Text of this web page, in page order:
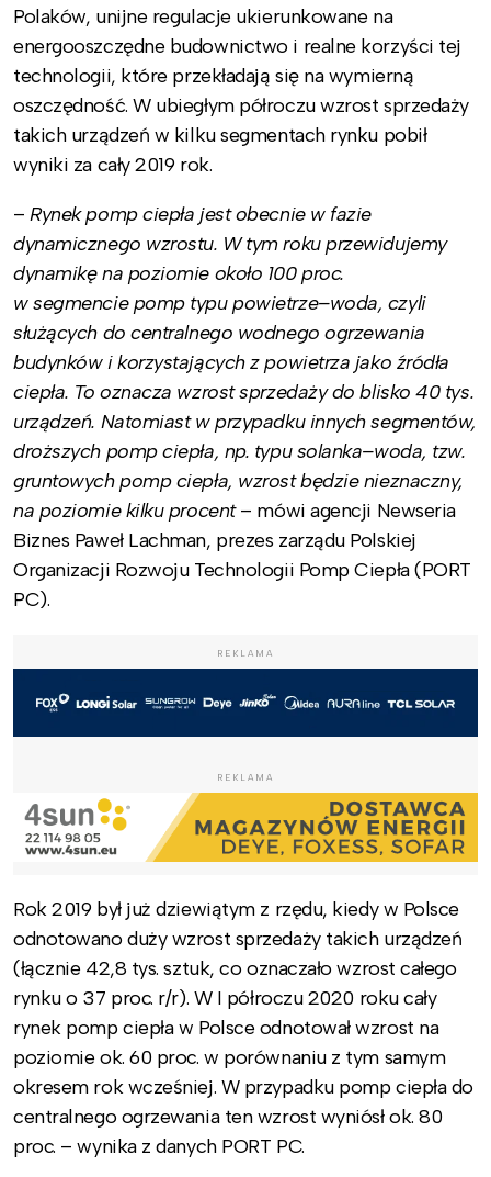
Polaków, unijne regulacje ukierunkowane na
energooszczędne budownictwo i realne korzyści tej
technologii, które przekładają się na wymierną
oszczędność. W ubiegłym półroczu wzrost sprzedaży
takich urządzeń w kilku segmentach rynku pobił
wyniki za cały 2019 rok.
–Rynek pomp ciepła jest obecnie w fazie
dynamicznego wzrostu. W tym roku przewidujemy
dynamikę na poziomie około 100 proc.
w segmencie pomp typu powietrze–woda, czyli
służących do centralnego wodnego ogrzewania
budynków i korzystających z powietrza jako źródła
ciepła. To oznacza wzrost sprzedaży do blisko 40 tys.
urządzeń. Natomiast w przypadku innych segmentów,
droższych pomp ciepła, np. typu solanka–woda, tzw.
gruntowych pomp ciepła, wzrost będzie nieznaczny,
na poziomie kilku procent– mówi agencji Newseria
Biznes Paweł Lachman, prezes zarządu Polskiej
Organizacji Rozwoju Technologii Pomp Ciepła (PORT
PC).
REKLAMA
REKLAMA
Rok 2019 był już dziewiątym z rzędu, kiedy w Polsce
odnotowano duży wzrost sprzedaży takich urządzeń
(łącznie 42,8 tys. sztuk, co oznaczało wzrost całego
rynku o 37 proc. r/r). W I półroczu 2020 roku cały
rynek pomp ciepła w Polsce odnotował wzrost na
poziomie ok. 60 proc. w porównaniu z tym samym
okresem rok wcześniej. W przypadku pomp ciepła do
centralnego ogrzewania ten wzrost wyniósł ok. 80
proc. – wynika z danych PORT PC.